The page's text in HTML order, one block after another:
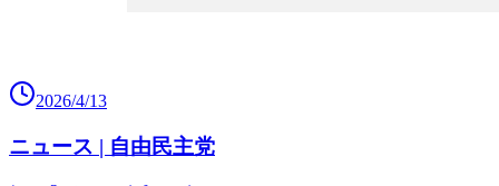
2026/4/13
ニュース | 自由民主党